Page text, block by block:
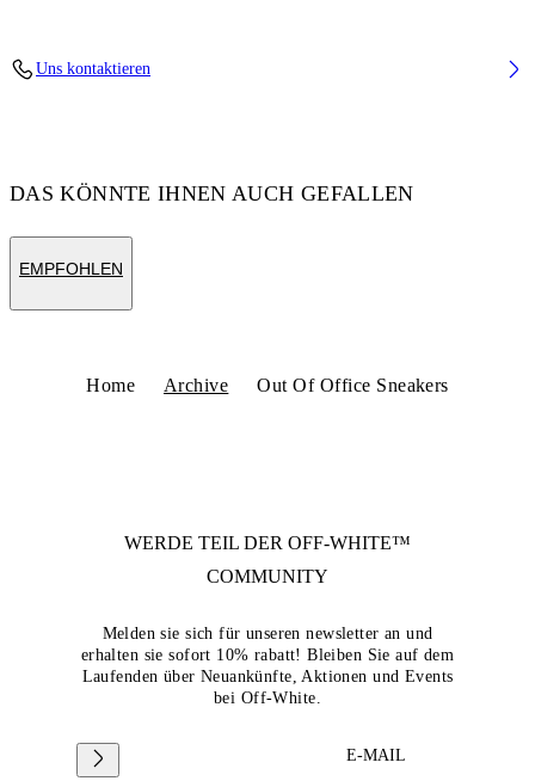
Upper Shoe: 11% Recycled polyester 89% Bovine Leather
Uns kontaktieren
DAS KÖNNTE IHNEN AUCH GEFALLEN
EMPFOHLEN
Home Archive Out Of Office Sneakers
WERDE TEIL DER OFF-WHITE™
COMMUNITY
Melden sie sich für unseren newsletter an und
erhalten sie sofort 10% rabatt! Bleiben Sie auf dem
Laufenden über Neuankünfte, Aktionen und Events
bei Off-White.
E-MAIL